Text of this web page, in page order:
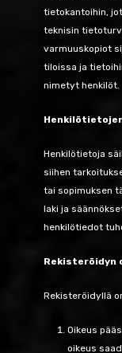
tietokantoihin,
teknisin
varmuuskopiot
tiloissa ja
nimetyt henkilöt.
Henkilötietoja
siihen
tai sopimuksen
laki ja
henkilötiedot
Rekisteröidyn
Rekisteröidyllä
Oikeus
oikeus